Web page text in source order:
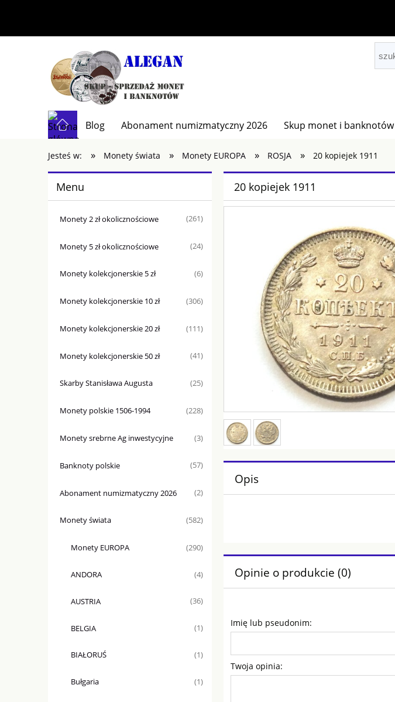
Blog Abonament numizmatyczny 2026 Skup monet i banknotów
Kontakt
Jesteś w: » Monety świata » Monety EUROPA » ROSJA » 20 kopiejek 1911
Menu
Monety 2 zł okolicznościowe (261)
Monety 5 zł okolicznościowe (24)
Monety kolekcjonerskie 5 zł (6)
Monety kolekcjonerskie 10 zł (306)
Monety kolekcjonerskie 20 zł (111)
Monety kolekcjonerskie 50 zł (41)
Skarby Stanisława Augusta (25)
Monety polskie 1506-1994 (228)
Monety srebrne Ag inwestycyjne (3)
Banknoty polskie (57)
Abonament numizmatyczny 2026 (2)
Monety świata (582)
Monety EUROPA (290)
ANDORA (4)
AUSTRIA (36)
BELGIA (1)
BIAŁORUŚ (1)
Bułgaria (1)
20 kopiejek 1911
Opis
Opinie o produkcie (0)
Imię lub pseudonim:
Twoja opinia: